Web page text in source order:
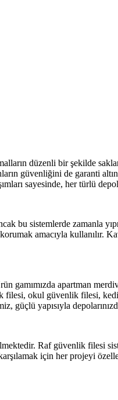
düzenli bir şekilde
güvenliğini de garanti
sayesinde, her türlü
bu sistemlerde zamanla
amacıyla kullanılır.
gamımızda apartman
filesi, okul güvenlik filesi,
güçlü yapısıyla
Raf güvenlik filesi
için her projeyi